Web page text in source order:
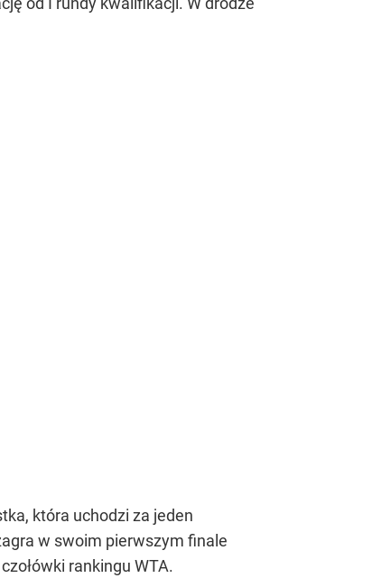
która uchodzi za jeden
w swoim pierwszym finale
rankingu WTA.